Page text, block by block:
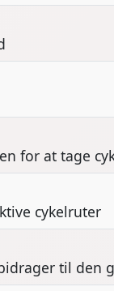
for at tage
cykelruter
til den